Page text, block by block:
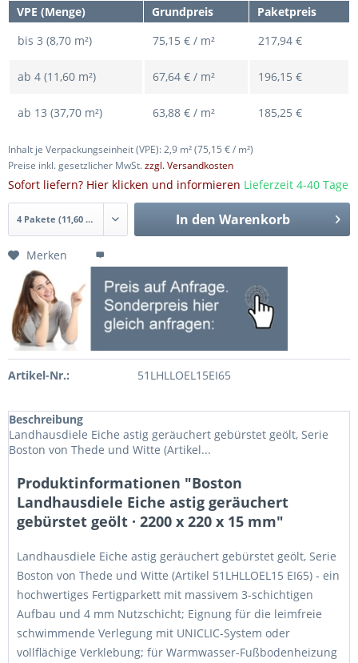
VPE (Menge) Grundpreis
Paketpreis
bis 3 (8,70 m²) 75,15 € / m² 217,94 €
ab 4 (11,60 m²) 67,64 € / m² 196,15 €
ab 13 (37,70 m²) 63,88 € / m² 185,25 €
Inhalt je Verpackungseinheit (VPE): 2,9 m²(75,15 € / m²)
Preise inkl. gesetzlicher MwSt.zzgl. Versandkosten
Sofort liefern? Hier klicken und informieren Lieferzeit 4-40 Tage
In den Warenkorb
Merken
Artikel-Nr.: 51LHLLOEL15EI65
Beschreibung
Landhausdiele Eiche astig geräuchert gebürstet geölt, Serie
Boston von Thede und Witte (Artikel...
Produktinformationen "Boston
Landhausdiele Eiche astig geräuchert
gebürstet geölt · 2200 x 220 x 15 mm"
Landhausdiele Eiche astig geräuchert gebürstet geölt, Serie
Boston von Thede und Witte (Artikel 51LHLLOEL15 EI65) - ein
hochwertiges Fertigparkett mit massivem 3-schichtigen
Aufbau und 4 mm Nutzschicht; Eignung für die leimfreie
schwimmende Verlegung mit UNICLIC-System oder
vollflächige Verklebung; für Warmwasser-Fußbodenheizung